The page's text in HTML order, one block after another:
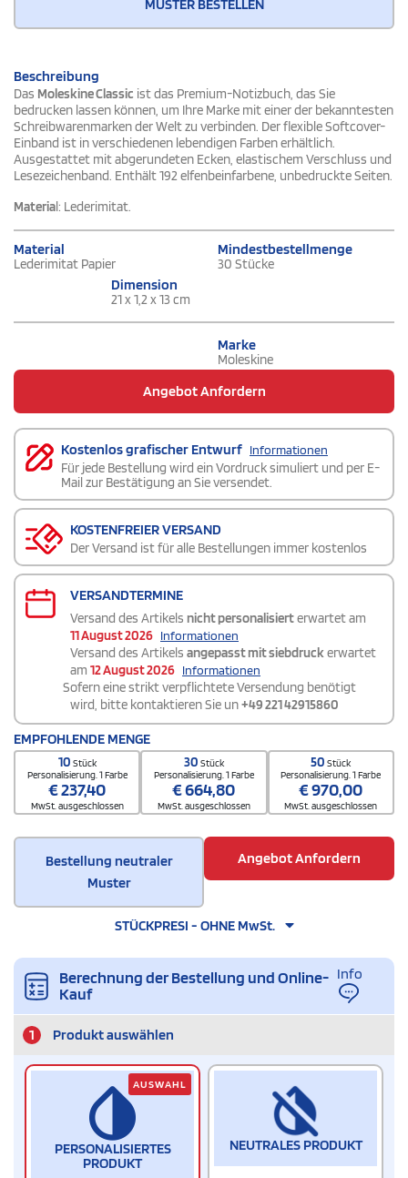
MUSTER BESTELLEN
Beschreibung
Das Moleskine Classic ist das Premium-Notizbuch, das Sie
bedrucken lassen können, um Ihre Marke mit einer der bekanntesten
Schreibwarenmarken der Welt zu verbinden. Der flexible Softcover-
Einband ist in verschiedenen lebendigen Farben erhältlich.
Ausgestattet mit abgerundeten Ecken, elastischem Verschluss und
Lesezeichenband. Enthält 192 elfenbeinfarbene, unbedruckte Seiten.
Material: Lederimitat.
Material
Lederimitat Papier
Mindestbestellmenge
30 Stücke
Dimension
21 x 1,2 x 13 cm
Marke
Moleskine
Angebot Anfordern
Kostenlos grafischer Entwurf Informationen
Für jede Bestellung wird ein Vordruck simuliert und per E-
Mail zur Bestätigung an Sie versendet.
KOSTENFREIER VERSAND
Der Versand ist für alle Bestellungen immer kostenlos
VERSANDTERMINE
Versand des Artikels nicht personalisierterwartet am
11 August 2026 Informationen
Versand des Artikels angepasst mit siebdruckerwartet
am 12 August 2026 Informationen
Sofern eine strikt verpflichtete Versendung benötigt
wird, bitte kontaktieren Sie un+49 221 42915860
EMPFOHLENDE MENGE
10 Stück
Personalisierung. 1 Farbe
€237,40
MwSt. ausgeschlossen
30 Stück
Personalisierung. 1 Farbe
€664,80
MwSt. ausgeschlossen
50Stück
Personalisierung. 1 Farbe
€970,00
MwSt. ausgeschlossen
Bestellung neutraler
Muster
Angebot Anfordern
STÜCKPRESI - OHNE MwSt.
Berechnung der Bestellung und Online-
Kauf
Info
1 Produkt auswählen
PERSONALISIERTES
PRODUKT
AUSWAHL
NEUTRALES PRODUKT